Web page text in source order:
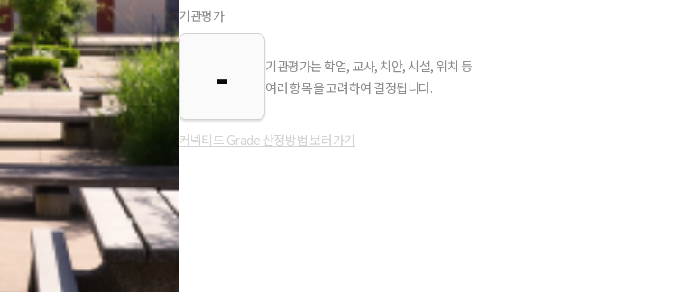
기관평가
-
기관평가는 학업, 교사, 치안, 시설, 위치 등
여러 항목을 고려하여 결정됩니다.
커넥티드 Grade 산정방법 보러가기